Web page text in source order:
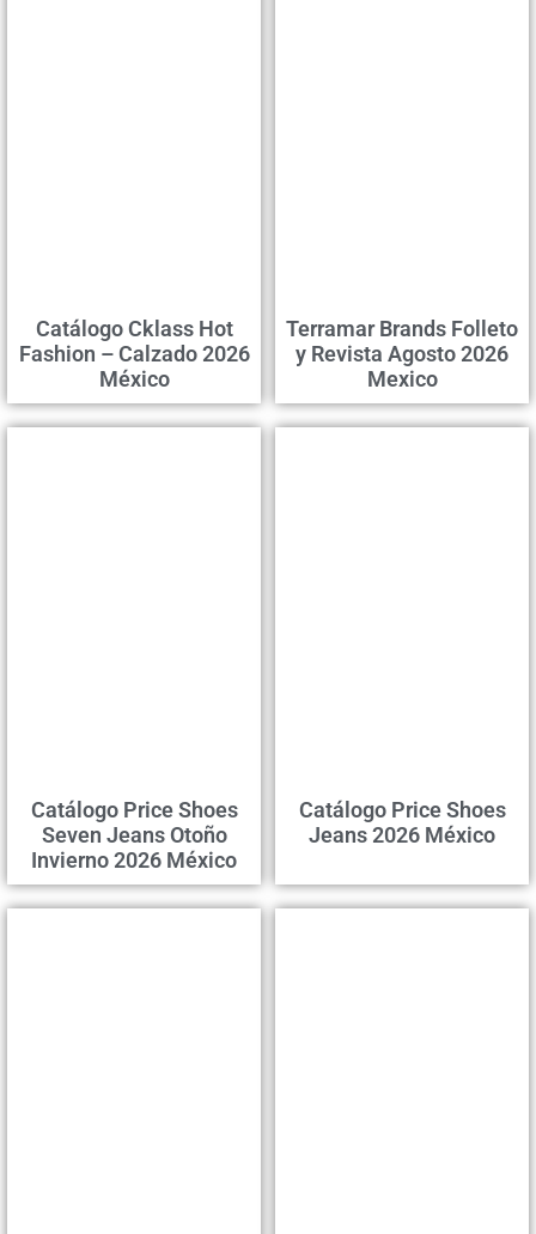
Catálogo Cklass Hot
Fashion – Calzado 2026
México
Terramar Brands Folleto
y Revista Agosto 2026
Mexico
Catálogo Price Shoes
Seven Jeans Otoño
Invierno 2026 México
Catálogo Price Shoes
Jeans 2026 México